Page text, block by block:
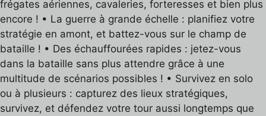
frégates aériennes, cavaleries, forteresses et bien plus
encore ! • La guerre à grande échelle : planifiez votre
stratégie en amont, et battez-vous sur le champ de
bataille ! • Des échauffourées rapides : jetez-vous
dans la bataille sans plus attendre grâce à une
multitude de scénarios possibles ! • Survivez en solo
ou à plusieurs : capturez des lieux stratégiques,
survivez, et défendez votre tour aussi longtemps que